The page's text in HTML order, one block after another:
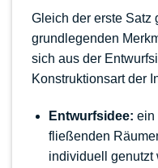
Gleich der erste Satz
grundlegenden
sich aus der
Konstruktionsart der
Entwurfsidee: ein
fließenden
individuell genutzt